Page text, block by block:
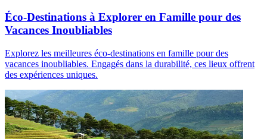
Éco-Destinations à Explorer en Famille pour des
Vacances Inoubliables
Explorez les meilleures éco-destinations en famille pour des
vacances inoubliables. Engagés dans la durabilité, ces lieux offrent
des expériences uniques.